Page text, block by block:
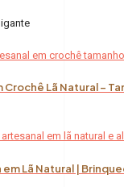
Crochê Lã Natural –
em Lã Natural |